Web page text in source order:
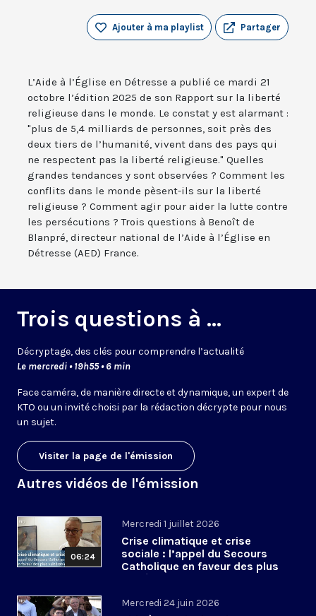
Partager
Ajouter à ma playlist
L’Aide à l’Église en Détresse a publié ce mardi 21
octobre l’édition 2025 de son Rapport sur la liberté
religieuse dans le monde. Le constat y est alarmant :
"plus de 5,4 milliards de personnes, soit près des
deux tiers de l’humanité, vivent dans des pays qui
ne respectent pas la liberté religieuse." Quelles
grandes tendances y sont observées ? Comment les
conflits dans le monde pèsent-ils sur la liberté
religieuse ? Comment agir pour aider la lutte contre
les persécutions ? Trois questions à Benoît de
Blanpré, directeur national de l’Aide à l’Église en
Détresse (AED) France.
Trois questions à ...
Décryptage, des clés pour comprendre l’actualité
Le mercredi • 19h55 • 6 min
Face caméra, de manière directe et dynamique, un expert de
KTO ou un invité choisi par la rédaction décrypte pour nous
un sujet.
Visiter la page de l'émission
Autres vidéos de l'émission
06:24
Mercredi 1 juillet 2026
Crise climatique et crise
sociale : l’appel du Secours
Catholique en faveur des plus
vulnérables
Mercredi 24 juin 2026